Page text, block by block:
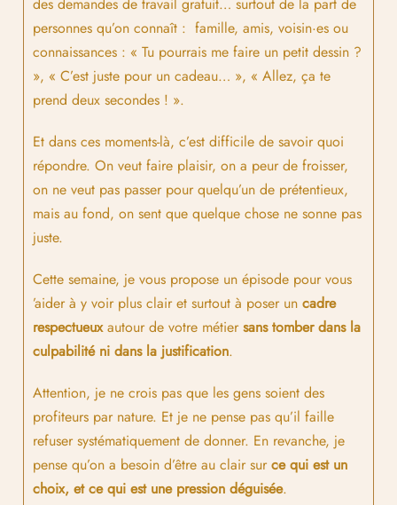
personnes qu’on connaît : famille, amis, voisin·es ou
connaissances : « Tu pourrais me faire un petit dessin ?
», « C’est juste pour un cadeau… », « Allez, ça te
prend deux secondes ! ».
Et dans ces moments-là, c’est difficile de savoir quoi
répondre. On veut faire plaisir, on a peur de froisser,
on ne veut pas passer pour quelqu’un de prétentieux,
mais au fond, on sent que quelque chose ne sonne pas
juste.
Cette semaine, je vous propose un épisode pour vous
’aider à y voir plus clair et surtout à poser un cadre
respectueuxautour de votre métiersans tomber dans la
culpabilité ni dans la justification.
Attention, je ne crois pas que les gens soient des
profiteurs par nature. Et je ne pense pas qu’il faille
refuser systématiquement de donner. En revanche, je
pense qu’on a besoin d’être au clair surce qui est un
choix, et ce qui est une pression déguisée.